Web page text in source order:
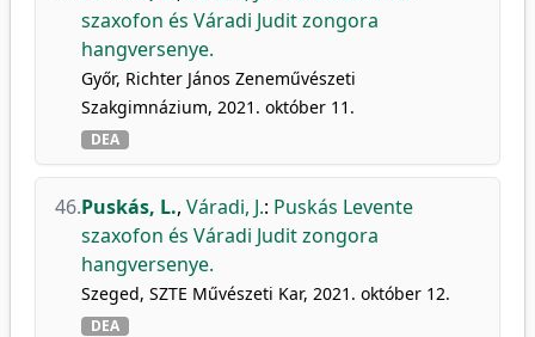
szaxofon és Váradi Judit zongora
hangversenye.
Győr, Richter János Zeneművészeti
Szakgimnázium, 2021. október 11.
DEA
46.Puskás, L., Váradi, J.: Puskás Levente
szaxofon és Váradi Judit zongora
hangversenye.
Szeged, SZTE Művészeti Kar, 2021. október 12.
DEA